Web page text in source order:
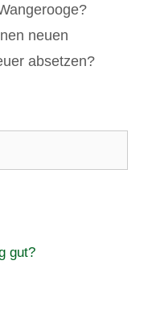
neuen
absetzen?
gut?